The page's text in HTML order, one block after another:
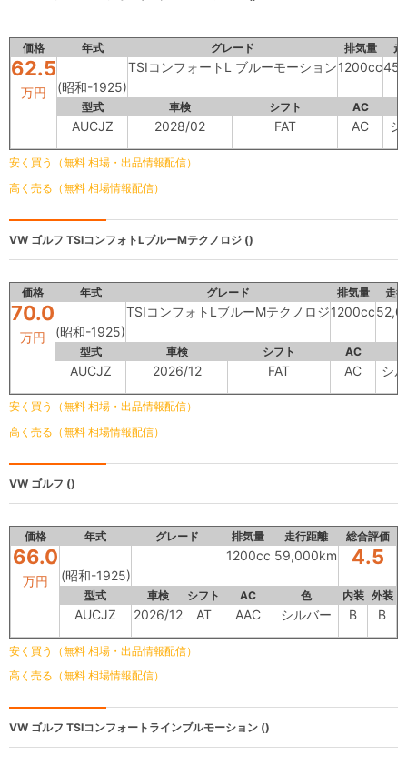
価格 年式 グレード 排気量 走
62.5
万円 (昭和-1925)
TSIコンフォートL ブルーモーション1200cc
型式 車検 シフト AC
AUCJZ 2028/02 FAT AC シ
安く買う（無料 相場・出品情報配信）
高く売る（無料 相場情報配信）
VW ゴルフ TSIコンフォトLブルーMテクノロジ ()
価格 年式 グレード 排気量 走
70.0
万円 (昭和-1925)
TSIコンフォトLブルーMテクノロジ1200cc
型式 車検 シフト AC
AUCJZ 2026/12 FAT AC シ
安く買う（無料 相場・出品情報配信）
高く売る（無料 相場情報配信）
VW ゴルフ ()
価格 年式 グレード 排気量 走行距離 総合評価
66.0
万円 (昭和-1925)
1200cc 59,000km 4.5
型式 車検 シフト AC 色 内装 外装
AUCJZ 2026/12 AT AAC シルバー B B
安く買う（無料 相場・出品情報配信）
高く売る（無料 相場情報配信）
VW ゴルフ TSIコンフォートラインブルモーション ()